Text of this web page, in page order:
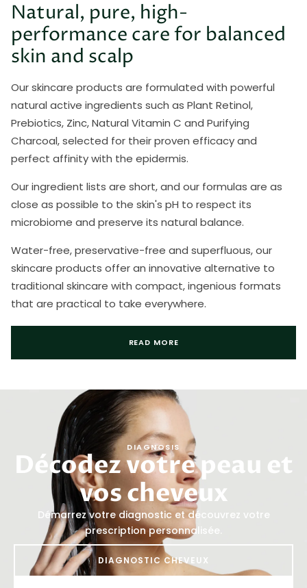
Natural, pure, high-
performance care for balanced
skin and scalp
Our skincare products are formulated with powerful
natural active ingredients such as Plant Retinol,
Prebiotics, Zinc, Natural Vitamin C and Purifying
Charcoal, selected for their proven efficacy and
perfect affinity with the epidermis.
Our ingredient lists are short, and our formulas are as
close as possible to the skin's pH to respect its
microbiome and preserve its natural balance.
Water-free, preservative-free and superfluous, our
skincare products offer an innovative alternative to
traditional skincare with compact, ingenious formats
that are practical to take everywhere.
READ MORE
DIAGNOSIS
Décodez votre peau et
vos cheveux
Démarrez votre diagnostic et découvrez votre
prescription personnalisée.
DIAGNOSTIC CHEVEUX